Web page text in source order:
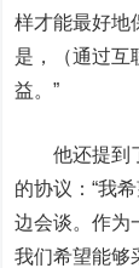
样才能最好地
是，（通过互
益。”
他还提到了
的协议：“我
边会谈。作为
我们希望能够